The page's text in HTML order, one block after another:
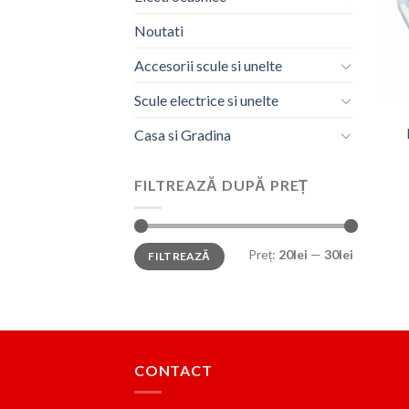
Noutati
Accesorii scule si unelte
Scule electrice si unelte
Casa si Gradina
FILTREAZĂ DUPĂ PREȚ
Preț
minim
Preț
maxim
FILTREAZĂ Preț: 20lei — 30lei
CONTACT